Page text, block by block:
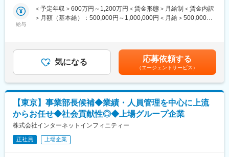
バーの中核となるプロジェクトをリードします。
や組織の軋みを早期に発見し、自ら解決を図ります。
就業環境
渋谷本社への出社、または、在宅勤務がメインとなります。 出社
頻度にレギュレーションはなく、必要に応じてご自身で出社判断
をしていただきます。
変更の範囲：会社の定める業務
す。
グループ全体での獲得する契約数の KPIに対して一定の目標を設
定いたします。 KPIを必達するために営業や採用などの組織作
■当社について
◇ITアウトソーシング/コンサルティング事業を展開
現在550名超のエンジニアが稼動しており、月次10％の成長が継
続しています。
2024年3.6億円→2025年9.7億円→2026年40億円（見込み）
→2027年110億円（計画）と急成長中です。
給与
＜予定年収＞600万円～1,200万円＜賃金形態＞月給制＜賃金内訳
＞月額（基本給）：500,000円～1,000,000円＜月給＞500,000円
気になる 応募依頼する
（エージェントサービス）
【東京】事業部長候補◆業績・人員管理を中心に上流
からお任せ◆社会貢献性◎◆上場グループ企業
株式会社インターネットインフィニティー
正社員 上場企業